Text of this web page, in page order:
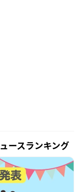
ースランキング